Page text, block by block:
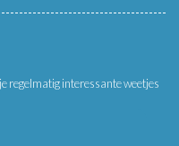
regelmatig interessante weetjes